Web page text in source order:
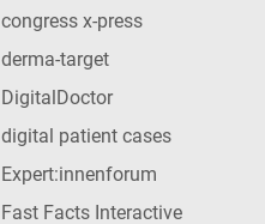
congress x-press
derma-target
DigitalDoctor
digital patient cases
Expert:innenforum
Fast Facts Interactive